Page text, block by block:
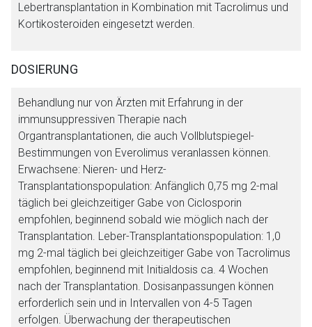
Lebertransplantation in Kombination mit Tacrolimus und
Kortikosteroiden eingesetzt werden.
DOSIERUNG
Behandlung nur von Ärzten mit Erfahrung in der
immunsuppressiven Therapie nach
Organtransplantationen, die auch Vollblutspiegel-
Bestimmungen von Everolimus veranlassen können.
Erwachsene: Nieren- und Herz-
Transplantationspopulation: Anfänglich 0,75 mg 2-mal
täglich bei gleichzeitiger Gabe von Ciclosporin
empfohlen, beginnend sobald wie möglich nach der
Transplantation. Leber-Transplantationspopulation: 1,0
mg 2-mal täglich bei gleichzeitiger Gabe von Tacrolimus
empfohlen, beginnend mit Initialdosis ca. 4 Wochen
nach der Transplantation. Dosisanpassungen können
erforderlich sein und in Intervallen von 4-5 Tagen
erfolgen. Überwachung der therapeutischen
Der von Ihnen aufgerufene Link öffnet eine externe Web-
Seite. Für die Inhalte der externen Web-Seite ist deren
Betreiber verantwortlich. Ebenso gelten dort ggf. andere
Datenschutzbestimmungen.
Zurück zur rote-liste.de Zur Seite